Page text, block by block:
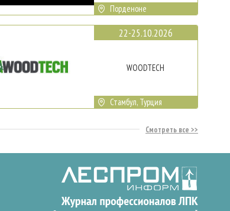
Порденоне
22-25.10.2026
WOODTECH
Стамбул, Турция
Смотреть все